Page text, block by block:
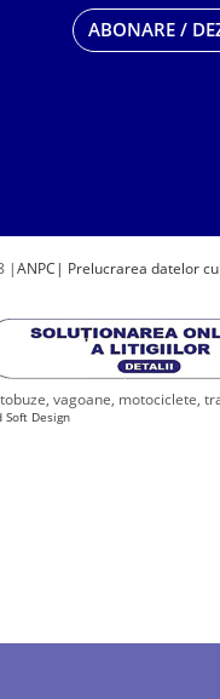
ABONARE /
|ANPC | Prelucrarea datelor
vagoane, motociclete,
Soft Design